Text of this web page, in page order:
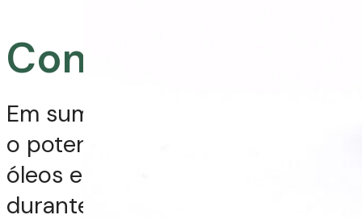
Conclusão
Em suma, os estudos confirmam
o potencial terapêutico dos
óleos essenciais e vegetais
durante a gestação. É